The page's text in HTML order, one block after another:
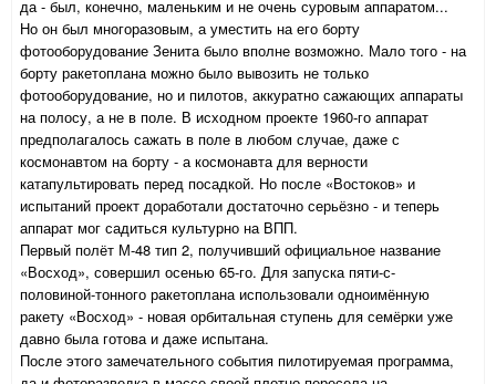
да - был, конечно, маленьким и не очень суровым аппаратом...
Но он был многоразовым, а уместить на его борту
фотооборудование Зенита было вполне возможно. Мало того - на
борту ракетоплана можно было вывозить не только
фотооборудование, но и пилотов, аккуратно сажающих аппараты
на полосу, а не в поле. В исходном проекте 1960-го аппарат
предполагалось сажать в поле в любом случае, даже с
космонавтом на борту - а космонавта для верности
катапультировать перед посадкой. Но после «Востоков» и
испытаний проект доработали достаточно серьёзно - и теперь
аппарат мог садиться культурно на ВПП.
Первый полёт М-48 тип 2, получивший официальное название
«Восход», совершил осенью 65-го. Для запуска пяти-с-
половиной-тонного ракетоплана использовали одноимённую
ракету «Восход» - новая орбитальная ступень для семёрки уже
давно была готова и даже испытана.
После этого замечательного события пилотируемая программа,